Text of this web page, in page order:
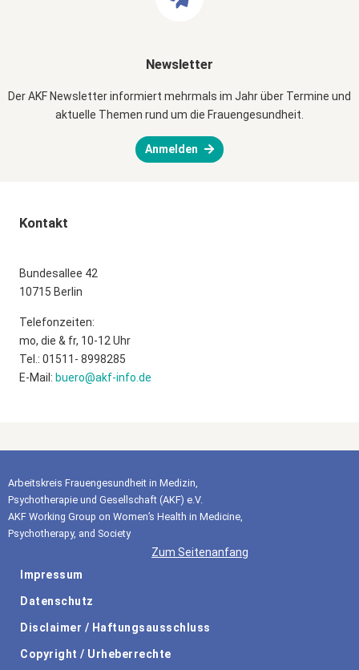
Newsletter
Der AKF Newsletter informiert mehrmals im Jahr über Termine und
aktuelle Themen rund um die Frauengesundheit.
Anmelden
Kontakt
Bundesallee 42
10715 Berlin
Telefonzeiten:
mo, die & fr, 10-12 Uhr
Tel.: 01511- 8998285
E-Mail: buero@akf-info.de
Arbeitskreis Frauengesundheit in Medizin,
Psychotherapie und Gesellschaft (AKF) e.V.
AKF Working Group on Women’s Health in Medicine,
Psychotherapy, and Society
Zum Seitenanfang
Impressum
Datenschutz
Disclaimer / Haftungsausschluss
Copyright / Urheberrechte